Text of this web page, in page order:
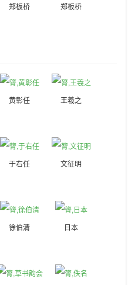
郑板桥 郑板桥
黄彰任 王羲之
于右任 文征明
徐伯清 日本